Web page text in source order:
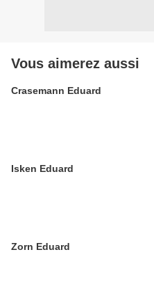
Vous aimerez aussi
Crasemann Eduard
Isken Eduard
Zorn Eduard